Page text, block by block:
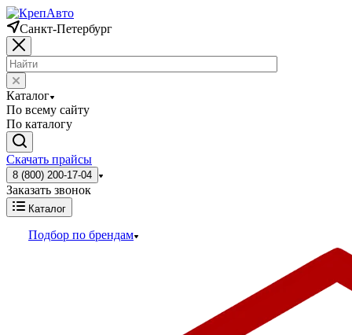
Санкт-Петербург
Каталог
По всему сайту
По каталогу
Скачать прайсы
8 (800) 200-17-04
Заказать звонок
Каталог
Подбор по брендам